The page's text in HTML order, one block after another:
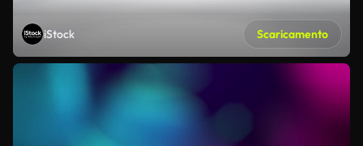
iStock Scaricamento